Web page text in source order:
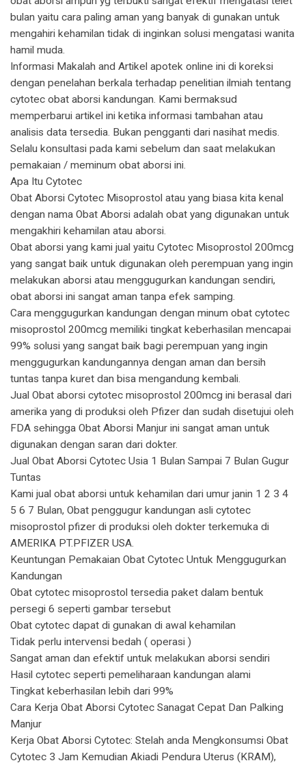
bulan yaitu cara paling aman yang banyak di gunakan untuk
mengahiri kehamilan tidak di inginkan solusi mengatasi wanita
hamil muda.
Informasi Makalah and Artikel apotek online ini di koreksi
dengan penelahan berkala terhadap penelitian ilmiah tentang
cytotec obat aborsi kandungan. Kami bermaksud
memperbarui artikel ini ketika informasi tambahan atau
analisis data tersedia. Bukan pengganti dari nasihat medis.
Selalu konsultasi pada kami sebelum dan saat melakukan
pemakaian / meminum obat aborsi ini.
Apa Itu Cytotec
Obat Aborsi Cytotec Misoprostol atau yang biasa kita kenal
dengan nama Obat Aborsi adalah obat yang digunakan untuk
mengakhiri kehamilan atau aborsi.
Obat aborsi yang kami jual yaitu Cytotec Misoprostol 200mcg
yang sangat baik untuk digunakan oleh perempuan yang ingin
melakukan aborsi atau menggugurkan kandungan sendiri,
obat aborsi ini sangat aman tanpa efek samping.
Cara menggugurkan kandungan dengan minum obat cytotec
misoprostol 200mcg memiliki tingkat keberhasilan mencapai
99% solusi yang sangat baik bagi perempuan yang ingin
menggugurkan kandungannya dengan aman dan bersih
tuntas tanpa kuret dan bisa mengandung kembali.
Jual Obat aborsi cytotec misoprostol 200mcg ini berasal dari
amerika yang di produksi oleh Pfizer dan sudah disetujui oleh
FDA sehingga Obat Aborsi Manjur ini sangat aman untuk
digunakan dengan saran dari dokter.
Jual Obat Aborsi Cytotec Usia 1 Bulan Sampai 7 Bulan Gugur
Tuntas
Kami jual obat aborsi untuk kehamilan dari umur janin 1 2 3 4
5 6 7 Bulan, Obat penggugur kandungan asli cytotec
misoprostol pfizer di produksi oleh dokter terkemuka di
AMERIKA PT.PFIZER USA.
Keuntungan Pemakaian Obat Cytotec Untuk Menggugurkan
Kandungan
Obat cytotec misoprostol tersedia paket dalam bentuk
persegi 6 seperti gambar tersebut
Obat cytotec dapat di gunakan di awal kehamilan
Tidak perlu intervensi bedah ( operasi )
Sangat aman dan efektif untuk melakukan aborsi sendiri
Hasil cytotec seperti pemeliharaan kandungan alami
Tingkat keberhasilan lebih dari 99%
Cara Kerja Obat Aborsi Cytotec Sanagat Cepat Dan Palking
Manjur
Kerja Obat Aborsi Cytotec: Stelah anda Mengkonsumsi Obat
Cytotec 3 Jam Kemudian Akiadi Pendura Uterus (KRAM),